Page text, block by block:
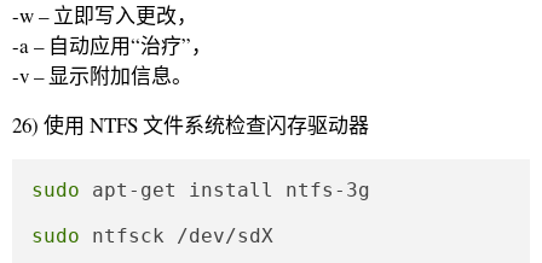
-w – 立即写入更改，
-a – 自动应用“治疗”，
-v – 显示附加信息。
26) 使用 NTFS 文件系统检查闪存驱动器
sudo apt-get install ntfs-3g
sudo ntfsck /dev/sdX